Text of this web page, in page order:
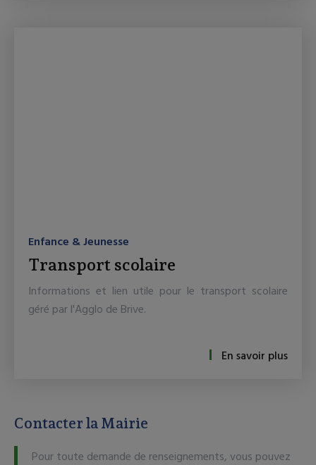
Enfance & Jeunesse
Transport scolaire
Informations et lien utile pour le transport scolaire
géré par l'Agglo de Brive.
En savoir plus
Contacter la Mairie
Pour toute demande de renseignements, vous pouvez